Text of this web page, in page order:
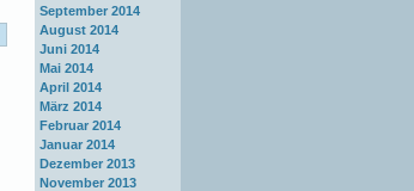
September 2014
August 2014
Juni 2014
Mai 2014
April 2014
März 2014
Februar 2014
Januar 2014
Dezember 2013
November 2013